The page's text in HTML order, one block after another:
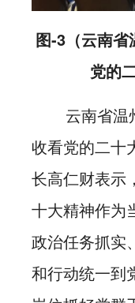
图-3（云南省
党的
云南省温
收看党的二十
长高仁财表示
十大精神作为
政治任务抓实
和行动统一到